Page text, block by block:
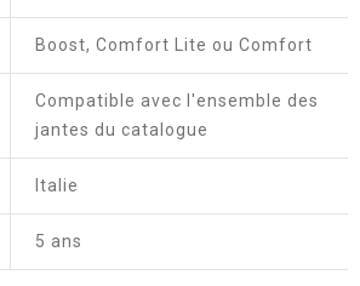
Boost, Comfort Lite ou Comfort
Compatible avec l'ensemble des
jantes du catalogue
Italie
5 ans